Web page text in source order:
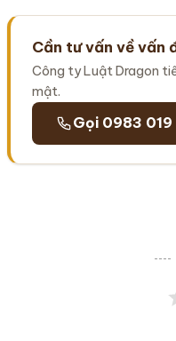
Cần tư vấn về vấn
Công ty Luật Dragon
mật.
Gọi 0983 019